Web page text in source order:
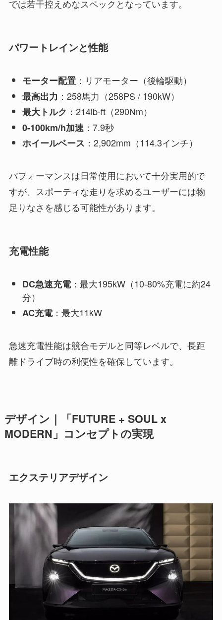
では若干控えめなスペックとなっています。
パワートレインと性能
モーター配置：リアモーター（後輪駆動）
最高出力 ：258馬力（258PS / 190kW）
最大トルク ：214lb-ft（290Nm）
0-100km/h加速 ：7.9秒
ホイールベース ：2,902mm（114.3インチ）
パフォーマンスは日常使用において十分実用的で
すが、スポーティな走りを求めるユーザーには物
足りなさを感じる可能性があります。
充電性能
DC急速充電：最大195kW（10-80%充電に約24
分）
AC充電：最大11kW
急速充電性能は競合モデルと同等レベルで、長距
離ドライブ時の利便性を確保しています。
デザイン｜「FUTURE + SOUL x
MODERN」コンセプトの実現
エクステリアデザイン